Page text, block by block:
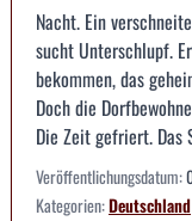
Nacht. Ein
sucht Unterschlupf.
bekommen, das
Doch die
Die Zeit gefriert. Das
Veröffentlichungsdatum:
Kategorien:Deutschland